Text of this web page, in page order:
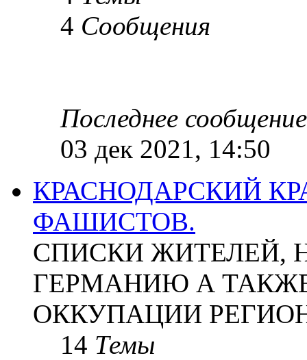
4 Сообщения
Последнее сообщение
03 дек 2021, 14:50
КРАСНОДАРСКИЙ
ФАШИСТОВ.
СПИСКИ ЖИТЕЛЕЙ,
ГЕРМАНИЮ А
ОККУПАЦИИ
14 Темы